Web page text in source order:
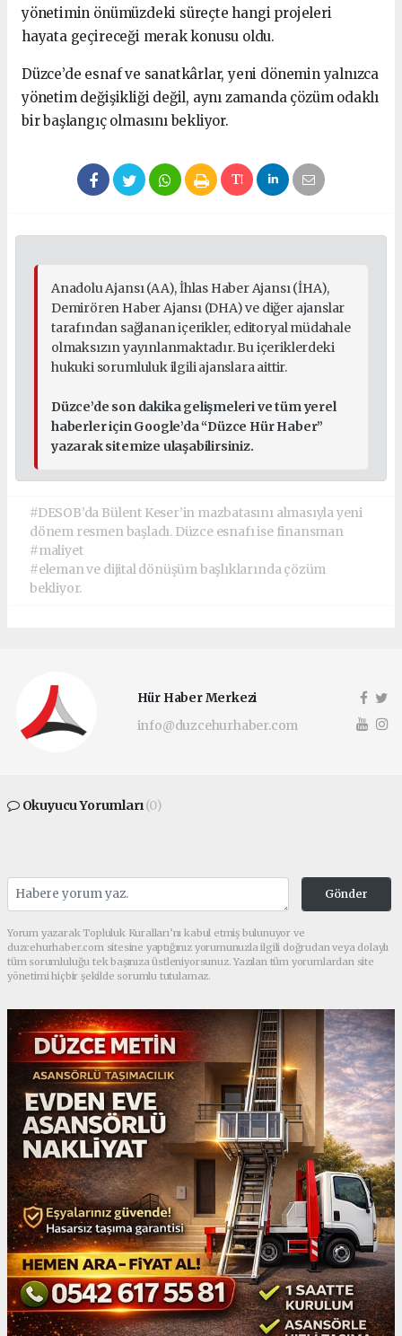
yönetimin önümüzdeki süreçte hangi projeleri
hayata geçireceği merak konusu oldu.
Düzce’de esnaf ve sanatkârlar, yeni dönemin yalnızca
yönetim değişikliği değil, aynı zamanda çözüm odaklı
bir başlangıç olmasını bekliyor.
Anadolu Ajansı (AA), İhlas Haber Ajansı (İHA),
Demirören Haber Ajansı (DHA) ve diğer ajanslar
tarafından sağlanan içerikler, editoryal müdahale
olmaksızın yayınlanmaktadır. Bu içeriklerdeki
hukuki sorumluluk ilgili ajanslara aittir.
Düzce’de son dakika gelişmeleri ve tüm yerel
haberler için Google’da “Düzce Hür Haber”
yazarak sitemize ulaşabilirsiniz.
#DESOB’da Bülent Keser’in mazbatasını almasıyla yeni
dönem resmen başladı. Düzce esnafı ise finansman
#maliyet
#eleman ve dijital dönüşüm başlıklarında çözüm
bekliyor.
Hür Haber Merkezi
info@duzcehurhaber.com
Okuyucu Yorumları(0)
Gönder
Yorum yazarak Topluluk Kuralları’nı kabul etmiş bulunuyor ve
duzcehurhaber.com sitesine yaptığınız yorumunuzla ilgili doğrudan veya dolaylı
tüm sorumluluğu tek başınıza üstleniyorsunuz. Yazılan tüm yorumlardan site
yönetimi hiçbir şekilde sorumlu tutulamaz.